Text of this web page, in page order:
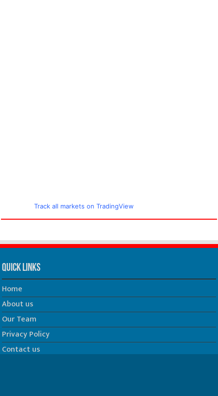
Track all markets on TradingView
Quick Links
Home
About us
Our Team
Privacy Policy
Contact us